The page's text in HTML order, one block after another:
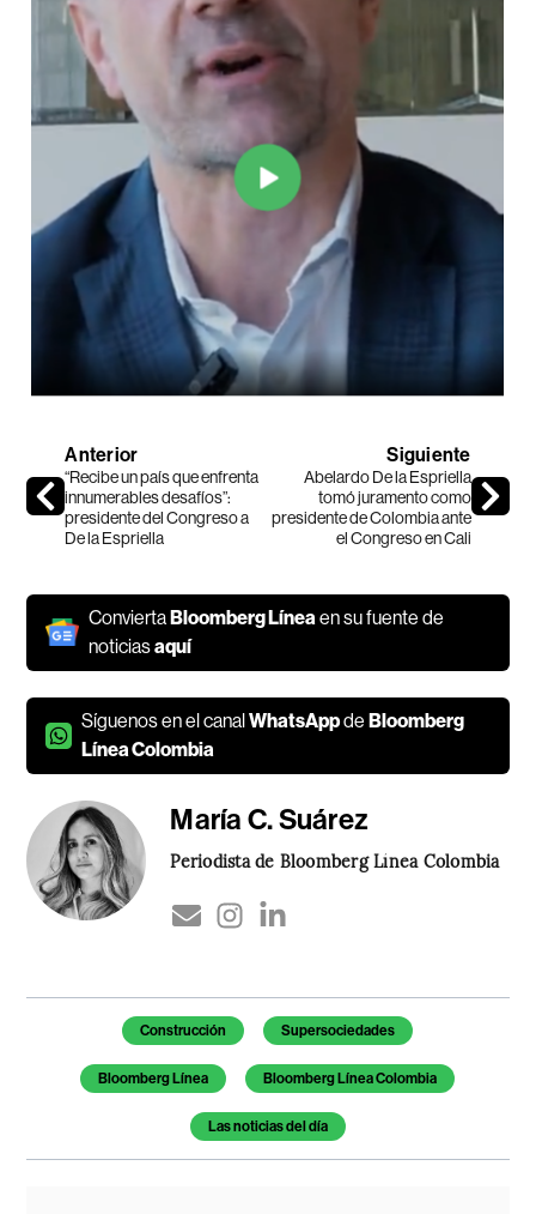
Anterior
“Recibe un país que enfrenta
innumerables desafíos”:
presidente del Congreso a
De la Espriella
Siguiente
Abelardo De la Espriella
tomó juramento como
presidente de Colombia ante
el Congreso en Cali
ConviertaBloomberg Línea en su fuente de
noticiasaquí
Síguenos en el canalWhatsAppdeBloomberg
Línea Colombia
María C. Suárez
Periodista de Bloomberg Línea Colombia
Temas de este artículo
Construcción Supersociedades
Bloomberg Línea Bloomberg Línea Colombia
Las noticias del día